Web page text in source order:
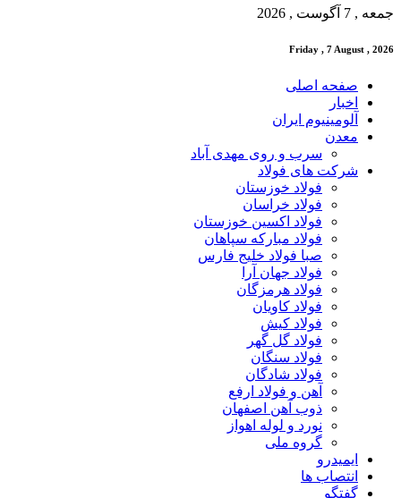
جمعه , 7 آگوست , 2026
Friday , 7 August , 2026
صفحه اصلی
اخبار
آلومینیوم ایران
معدن
سرب و روی مهدی آباد
شرکت های فولاد
فولاد خوزستان
فولاد خراسان
فولاد اکسین خوزستان
فولاد مبارکه سپاهان
صبا فولاد خلیج فارس
فولاد جهان آرا
فولاد هرمزگان
فولاد کاویان
فولاد کیش
فولاد گل گهر
فولاد سنگان
فولاد شادگان
آهن و فولاد ارفع
ذوب آهن اصفهان
نورد و لوله اهواز
گروه ملی
ایمیدرو
انتصاب ها
گفتگو